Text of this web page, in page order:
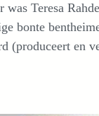
was Teresa
bonte
(produceert en